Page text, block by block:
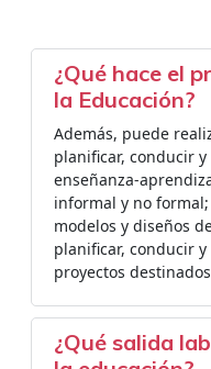
¿Qué hace el
la Educación?
Además, puede
planificar, conducir
enseñanza-
informal y no
modelos y diseños
planificar, conducir
proyectos
¿Qué salida